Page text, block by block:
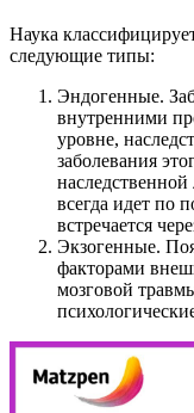
Наука
следующие типы:
Эндогенные.
внутренними
уровне,
заболевания
всегда идет по
встречается
Экзогенные.
факторами
мозговой